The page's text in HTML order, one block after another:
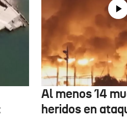
Al menos 14
heridos en